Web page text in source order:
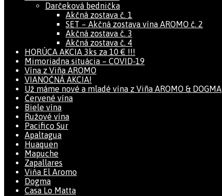
Darčeková bednička
Akčná zostava č. 1
SET – Akčná zostava vína AROMO č. 2
Akčná zostava č. 3
Akčná zostava č. 4
HORÚCA AKCIA 3ks za 10 € !!!
Mimoriadna situácia – COVID-19
Vína z Viña AROMO
VIANOČNÁ AKCIA!
Už máme nové a mladé vína z Viña AROMO & DOGMA
Červené vína
Biele vína
Ružové vína
Pacifico Sur
Apaltagua
Huaquen
Mapuche
Zapallares
Viňa El Aromo
Dogma
Casa Lo Matta